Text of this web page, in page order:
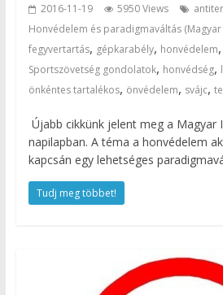
2016-11-19 5950 Views
Honvédelem és paradigmaváltás (Magyar
fegyvertartás, gépkarabély, honvédelem,
Sportszövetség gondolatok, honvédség,
önkéntes tartalékos, önvédelem, svájc,
Újabb cikkünk jelent meg a Magyar
napilapban. A téma a honvédelem
kapcsán egy lehetséges
Tudj meg többet!